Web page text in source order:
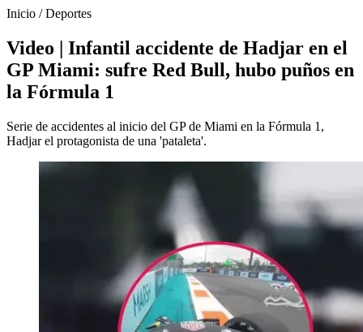
Inicio /Deportes
Video | Infantil accidente de Hadjar en el
GP Miami: sufre Red Bull, hubo puños en
la Fórmula 1
Serie de accidentes al inicio del GP de Miami en la Fórmula 1,
Hadjar el protagonista de una 'pataleta'.